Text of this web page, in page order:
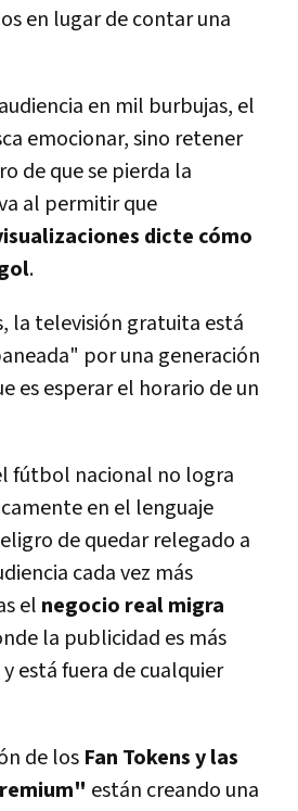
en lugar de contar una
en mil burbujas, el
emocionar, sino retener
de que se pierda la
al permitir que
dicte cómo
.
la televisión gratuita está
por una generación
es esperar el horario de un
fútbol nacional no logra
en el lenguaje
de quedar relegado a
cada vez más
el negocio real migra
la publicidad es más
está fuera de cualquier
de los Fan Tokens y las
están creando una